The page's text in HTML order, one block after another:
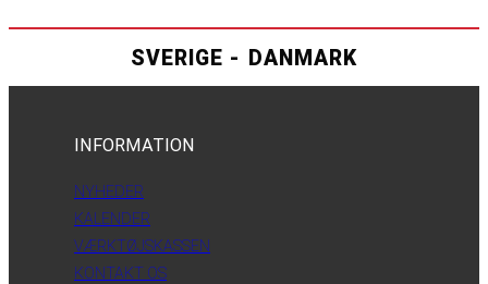
SVERIGE - DANMARK
INFORMATION
NYHEDER
KALENDER
VÆRKTØJSKASSEN
KONTAKT OS